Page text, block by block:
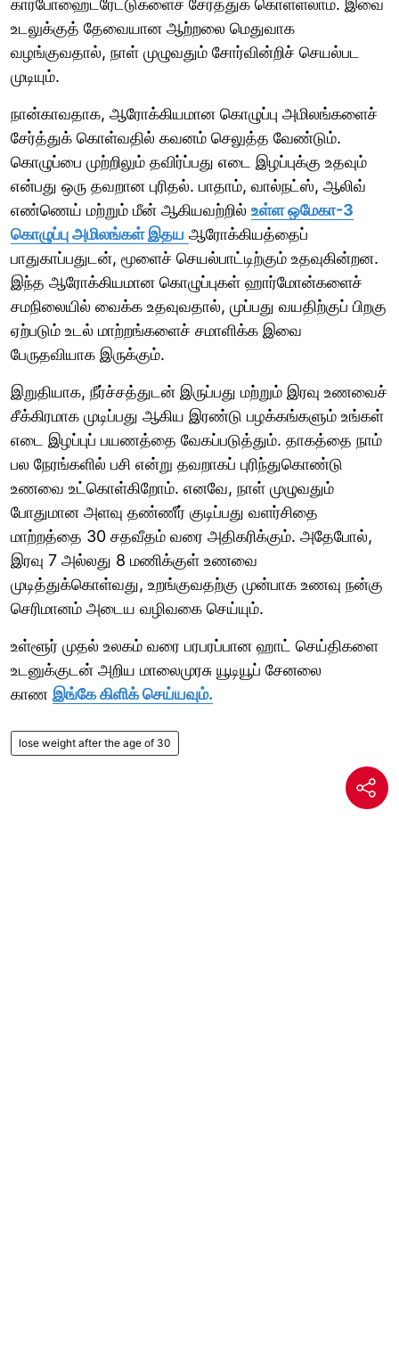
உடலுக்குத் தேவையான ஆற்றலை மெதுவாக
வழங்குவதால், நாள் முழுவதும் சோர்வின்றிச் செயல்பட
முடியும்.
நான்காவதாக, ஆரோக்கியமான கொழுப்பு அமிலங்களைச்
சேர்த்துக் கொள்வதில் கவனம் செலுத்த வேண்டும்.
கொழுப்பை முற்றிலும் தவிர்ப்பது எடை இழப்புக்கு உதவும்
என்பது ஒரு தவறான புரிதல். பாதாம், வால்நட்ஸ், ஆலிவ்
எண்ணெய் மற்றும் மீன் ஆகியவற்றில் உள்ள ஒமேகா-3
கொழுப்பு அமிலங்கள் இதய ஆரோக்கியத்தைப்
பாதுகாப்பதுடன், மூளைச் செயல்பாட்டிற்கும் உதவுகின்றன.
இந்த ஆரோக்கியமான கொழுப்புகள் ஹார்மோன்களைச்
சமநிலையில் வைக்க உதவுவதால், முப்பது வயதிற்குப் பிறகு
ஏற்படும் உடல் மாற்றங்களைச் சமாளிக்க இவை
பேருதவியாக இருக்கும்.
இறுதியாக, நீர்ச்சத்துடன் இருப்பது மற்றும் இரவு உணவைச்
சீக்கிரமாக முடிப்பது ஆகிய இரண்டு பழக்கங்களும் உங்கள்
எடை இழப்புப் பயணத்தை வேகப்படுத்தும். தாகத்தை நாம்
பல நேரங்களில் பசி என்று தவறாகப் புரிந்துகொண்டு
உணவை உட்கொள்கிறோம். எனவே, நாள் முழுவதும்
போதுமான அளவு தண்ணீர் குடிப்பது வளர்சிதை
மாற்றத்தை 30 சதவீதம் வரை அதிகரிக்கும். அதேபோல்,
இரவு 7 அல்லது 8 மணிக்குள் உணவை
முடித்துக்கொள்வது, உறங்குவதற்கு முன்பாக உணவு நன்கு
செரிமானம் அடைய வழிவகை செய்யும்.
உள்ளூர் முதல் உலகம் வரை பரபரப்பான ஹாட் செய்திகளை
உடனுக்குடன் அறிய மாலைமுரசு யூடியூப் சேனலை
காண இங்கே கிளிக் செய்யவும்.
lose weight after the age of 30